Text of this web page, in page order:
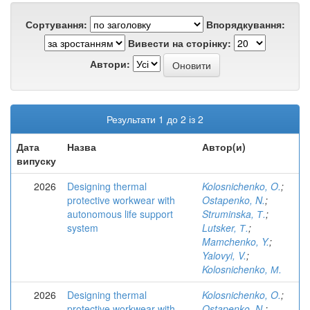
Сортування:
Впорядкування:
Вивести на сторінку:
Автори:
Результати 1 до 2 із 2
Дата
випуску
Назва Автор(и)
2026
Designing thermal
protective workwear with
autonomous life support
system
Kolosnichenko, O.;
Ostapenko, N.;
Struminska, Т.;
Lutsker, Т.;
Mamchenko, Y.;
Yalovyi, V.;
Kolosnichenko, М.
2026
Designing thermal
Kolosnichenko, O.;